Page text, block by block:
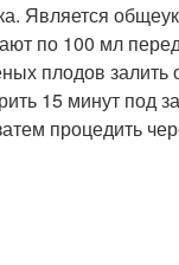
Является
по 100 мл
плодов залить
15 минут под
процедить